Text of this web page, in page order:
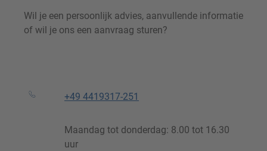
Wil je een persoonlijk advies, aanvullende informatie
of wil je ons een aanvraag sturen?
+49 4419317-251
Maandag tot donderdag: 8.00 tot 16.30
uur